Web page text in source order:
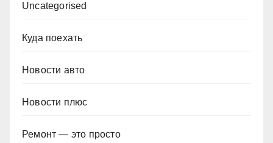
Uncategorised
Куда поехать
Новости авто
Новости плюс
Ремонт — это просто